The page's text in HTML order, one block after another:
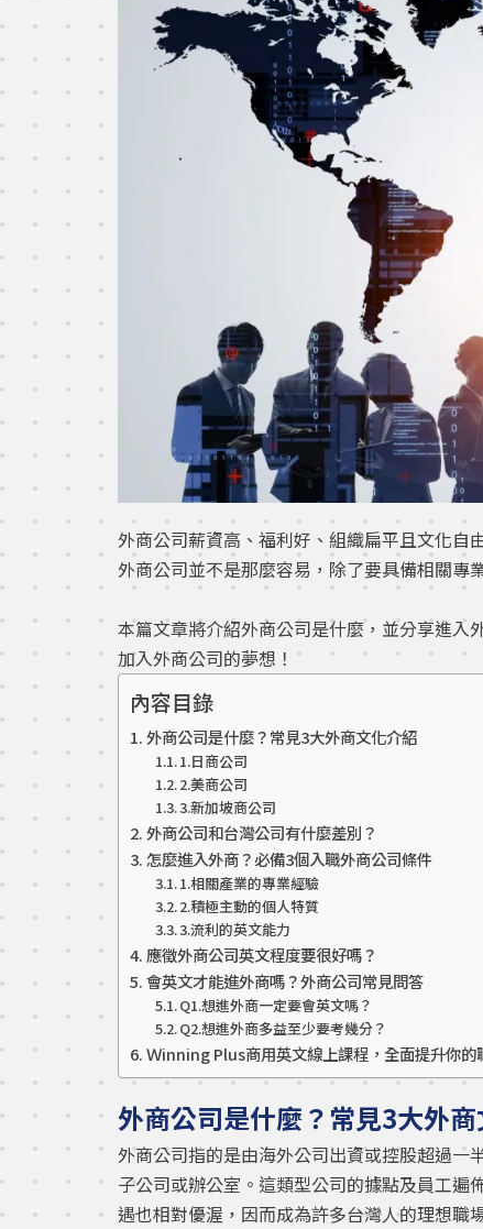
外商公司薪資高、福利好、組織扁平且文化自
外商公司並不是那麼容易，除了要具備相關專
本篇文章將介紹外商公司是什麼，並分享進入
加入外商公司的夢想！
內容目錄
外商公司是什麼？常見3大外商文化介紹
1.日商公司
2.美商公司
3.新加坡商公司
外商公司和台灣公司有什麼差別？
怎麼進入外商？必備3個入職外商公司條件
1.相關產業的專業經驗
2.積極主動的個人特質
3.流利的英文能力
應徵外商公司英文程度要很好嗎？
會英文才能進外商嗎？外商公司常見問答
Q1.想進外商一定要會英文嗎？
Q2.想進外商多益至少要考幾分？
Ｗinning Plus商用英文線上課程，全面提升你的
外商公司是什麼？常見3大外
外商公司指的是由海外公司出資或控股超過一
子公司或辦公室。這類型公司的據點及員工
遇也相對優渥，因而成為許多台灣人的理想職